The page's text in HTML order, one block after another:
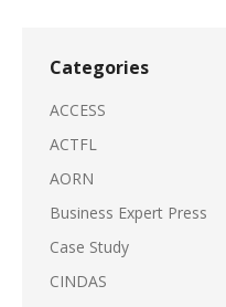
Categories
ACCESS
ACTFL
AORN
Business Expert Press
Case Study
CINDAS